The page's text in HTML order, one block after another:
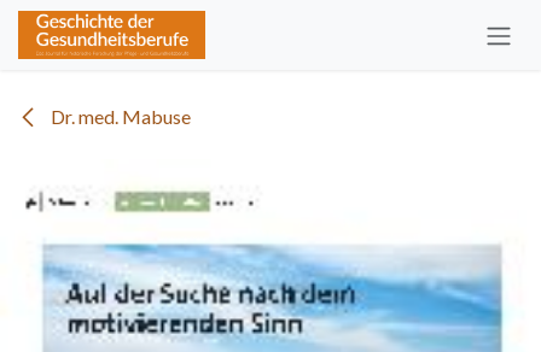
Zum Inhalt springen
Dr. med. Mabuse